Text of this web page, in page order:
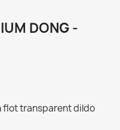
DONG -
flot transparent dildo